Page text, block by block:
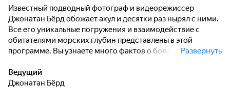
Известный подводный фотограф и видеорежиссер
Джонатан Бёрд обожает акул и десятки раз нырял с ними.
Все его уникальные погружения и взаимодействие с
обитателями морских глубин представлены в этой
программе. Вы узнаете много фактов о более чем 20
стать эффективными морскими хищниками, об их
охотничьих стратегиях и пищевых пристрастиях.
Развернуть
Ведущий
Джонатан Бёрд